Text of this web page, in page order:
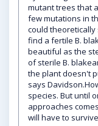
mutant trees that
few mutations in
could
find a fertile B.
beautiful as the
of sterile B.
the plant doesn't
says
species. But until
approaches
will have to